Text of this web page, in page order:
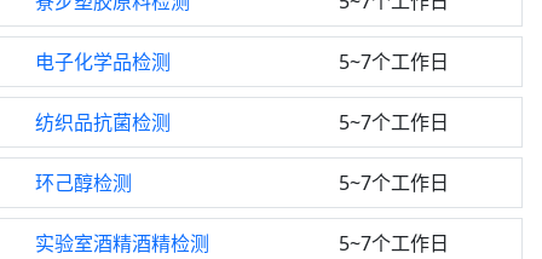
电子化学品检测 5~7个工作日
纺织品抗菌检测 5~7个工作日
环己醇检测 5~7个工作日
实验室酒精酒精检测 5~7个工作日